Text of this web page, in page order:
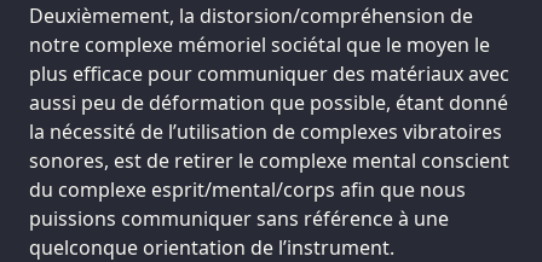
Deuxièmement, la distorsion/compréhension de
notre complexe mémoriel sociétal que le moyen le
plus efficace pour communiquer des matériaux avec
aussi peu de déformation que possible, étant donné
la nécessité de l’utilisation de complexes vibratoires
sonores, est de retirer le complexe mental conscient
du complexe esprit/mental/corps afin que nous
puissions communiquer sans référence à une
quelconque orientation de l’instrument.